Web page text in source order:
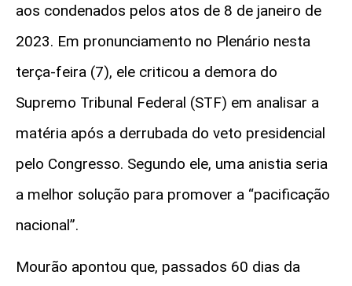
aos condenados pelos atos de 8 de janeiro de
2023. Em pronunciamento no Plenário nesta
terça-feira (7), ele criticou a demora do
Supremo Tribunal Federal (STF) em analisar a
matéria após a derrubada do veto presidencial
pelo Congresso. Segundo ele, uma anistia seria
a melhor solução para promover a “pacificação
nacional”.
Mourão apontou que, passados 60 dias da